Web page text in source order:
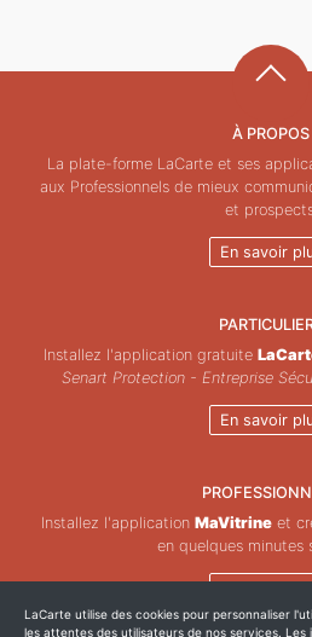
À PROPOS
La plate-forme LaCarte et ses
aux Professionnels de mieux
et
En savoir
Installez l'application gratuite
Senart Protection - Entreprise
En savoir
Installez l'application MaVitrineet
en quelques minutes
En savoir
LaCarte utilise des cookies pour personnaliser
les attentes des utilisateurs de nos services.